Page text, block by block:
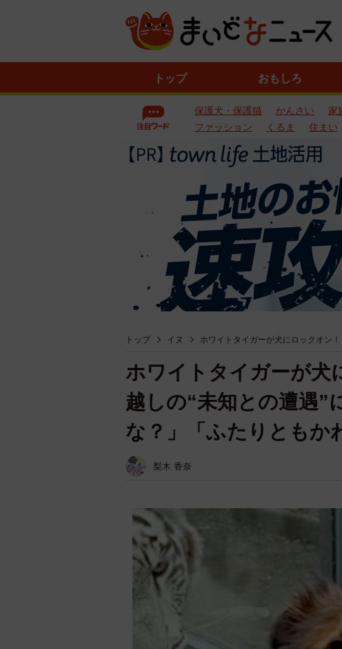
トップ おもしろ
保護犬・保護猫 かんさい 家
ファッション
くるま 住まい
トップ イヌ ホワイトタイガーが犬にロックオン
ホワイトタイガーが犬
越しの“未知との遭遇”
な？」「ふたりともか
梨木 香奈